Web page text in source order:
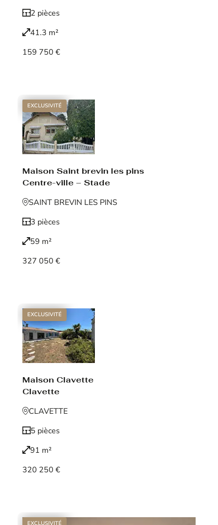
2 pièces
41.3 m²
159 750 €
EXCLUSIVITÉ
Maison Saint brevin les pins
Centre-ville – Stade
SAINT BREVIN LES PINS
3 pièces
59 m²
327 050 €
EXCLUSIVITÉ
Maison Clavette
Clavette
CLAVETTE
5 pièces
91 m²
320 250 €
EXCLUSIVITÉ